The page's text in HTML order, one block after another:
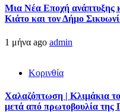
Μια Νέα Εποχή ανάπτυξης
Κιάτο και τον Δήμο
1 μήνα ago admin
Κορινθία
Χαλαζόπτωση | Κλιμάκια
μετά από πρωτοβουλία της